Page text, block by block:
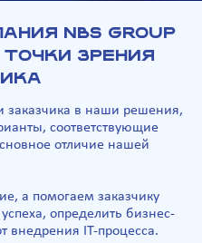
NBS GROUP
ЗРЕНИЯ
заказчика в наши решения,
соответствующие
отличие нашей
а помогаем заказчику
определить бизнес-
внедрения IT-процесса.